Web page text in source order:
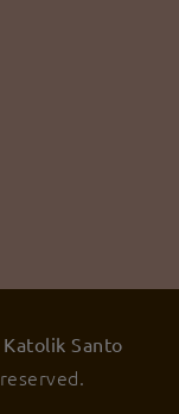
Katolik Santo